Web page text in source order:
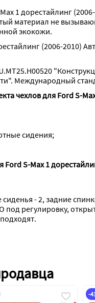
1 дорестайлинг
материал не
экокожи.
(2006-2010)
Международный
чехлов для Ford S-
сидения;
S-Max 1
- 2, задние
под регулировку,
-